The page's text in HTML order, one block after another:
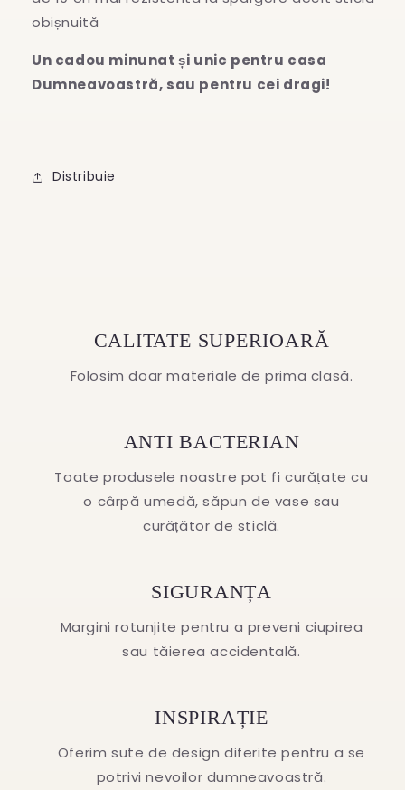
obișnuită
Un cadou minunat și unic pentru casa
Dumneavoastră, sau pentru cei dragi!
Distribuie
CALITATE SUPERIOARĂ
Folosim doar materiale de prima clasă.
ANTI BACTERIAN
Toate produsele noastre pot fi curățate cu
o cârpă umedă, săpun de vase sau
curățător de sticlă.
SIGURANȚA
Margini rotunjite pentru a preveni ciupirea
sau tăierea accidentală.
INSPIRAȚIE
Oferim sute de design diferite pentru a se
potrivi nevoilor dumneavoastră.